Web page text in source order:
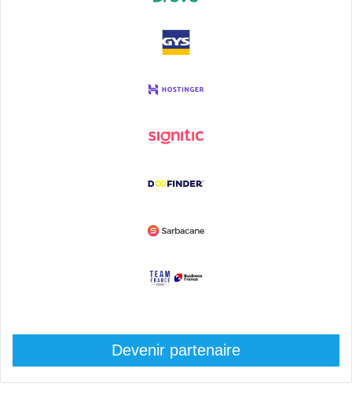
Devenir partenaire